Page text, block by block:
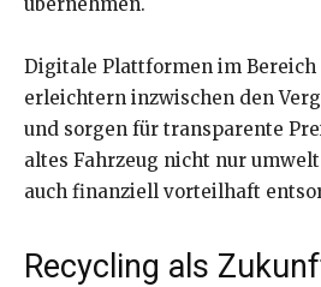
Digitale Plattformen im Bereich
erleichtern inzwischen den
und sorgen für transparente
altes Fahrzeug nicht nur
auch finanziell vorteilhaft
Recycling als